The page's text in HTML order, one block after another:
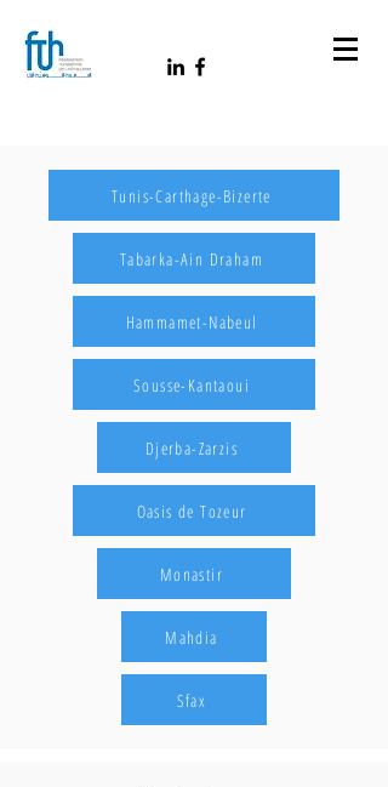
Tunis-Carthage-Bizerte
Tabarka-Ain Draham
Hammamet-Nabeul
Sousse-Kantaoui
Djerba-Zarzis
Oasis de Tozeur
Monastir
Mahdia
Sfax